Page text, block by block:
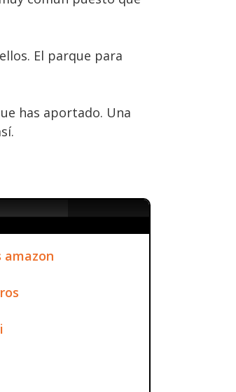
El parque para
has aportado. Una
amazon